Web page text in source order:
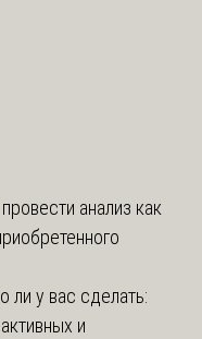
анализ как
у вас сделать:
и